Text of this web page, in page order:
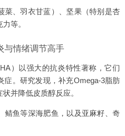
菜、羽衣甘蓝）、坚果（特别是杏
等。
与情绪调节高手
）以强大的抗炎特性著称，它们
症。研究发现，补充Omega-3脂肪
并降低皮质醇反应。
鲭鱼等深海肥鱼，以及亚麻籽、奇